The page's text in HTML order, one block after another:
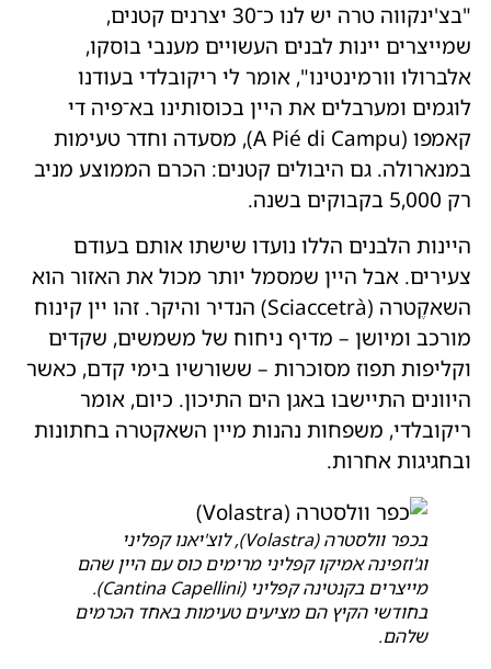
"בצ'ינקווה טרה יש לנו כ־30 יצרנים קטנים,
שמייצרים יינות לבנים העשויים מענבי בוסקו,
אלברולו וורמינטינו", אומר לי ריקובלדי בעודנו
לוגמים ומערבלים את היין בכוסותינו בא־פיה די
קאמפו (A Pié di Campu), מסעדה וחדר טעימות
במנארולה. גם היבולים קטנים: הכרם הממוצע מניב
רק 5,000 בקבוקים בשנה.
היינות הלבנים הללו נועדו שישתו אותם בעודם
צעירים. אבל היין שמסמל יותר מכול את האזור הוא
השאקֶטרה (Sciaccetrà) הנדיר והיקר. זהו יין קינוח
מורכב ומיושן – מדיף ניחוח של משמשים, שקדים
וקליפות תפוז מסוכרות – ששורשיו בימי קדם, כאשר
היוונים התיישבו באגן הים התיכון. כיום, אומר
ריקובלדי, משפחות נהנות מיין השאקטרה בחתונות
ובחגיגות אחרות.
בכפר וולסטרה (Volastra), לוצ'יאנו קפליני
וג'וזפינה אמיקו קפליני מרימים כוס עם היין שהם
מייצרים בקנטינה קפליני (Cantina Capellini).
בחודשי הקיץ הם מציעים טעימות באחד הכרמים
שלהם.